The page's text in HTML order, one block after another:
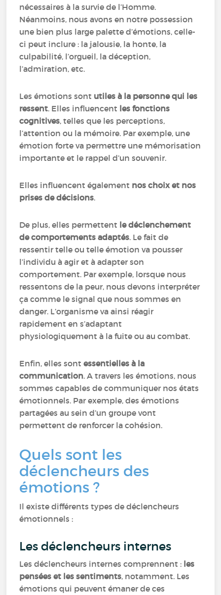
nécessaires à la survie de l’Homme.
Néanmoins, nous avons en notre possession
une bien plus large palette d’émotions, celle-
ci peut inclure : la jalousie, la honte, la
culpabilité, l’orgueil, la déception,
l’admiration, etc.
Les émotions sont utiles à la personne qui les
ressent. Elles influencent les fonctions
cognitives, telles que les perceptions,
l’attention ou la mémoire. Par exemple, une
émotion forte va permettre une mémorisation
importante et le rappel d’un souvenir.
Elles influencent également nos choix et nos
prises de décisions.
De plus, elles permettent le déclenchement
de comportements adaptés. Le fait de
ressentir telle ou telle émotion va pousser
l’individu à agir et à adapter son
comportement. Par exemple, lorsque nous
ressentons de la peur, nous devons interpréter
ça comme le signal que nous sommes en
danger. L’organisme va ainsi réagir
rapidement en s’adaptant
physiologiquement à la fuite ou au combat.
Enfin, elles sontessentielles à la
communication. A travers les émotions, nous
sommes capables de communiquer nos états
émotionnels. Par exemple, des émotions
partagées au sein d’un groupe vont
permettent de renforcer la cohésion.
Quels sont les
déclencheurs des
émotions ?
Il existe différents types de déclencheurs
émotionnels :
Les déclencheurs internes
Les déclencheurs internes comprennent : les
pensées et les sentiments, notamment. Les
émotions qui peuvent émaner de ces